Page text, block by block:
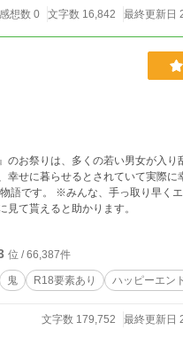
感想数 0 文字数 16,842 最終更新日
お祭りは、多くの若い男女が入り
幸せに暮らせるとされていて実際
くれないかな…って
て貰えると助かります。
位 / 66,387件
鬼 R18要素あり ハッピーエン
文字数 179,752 最終更新日